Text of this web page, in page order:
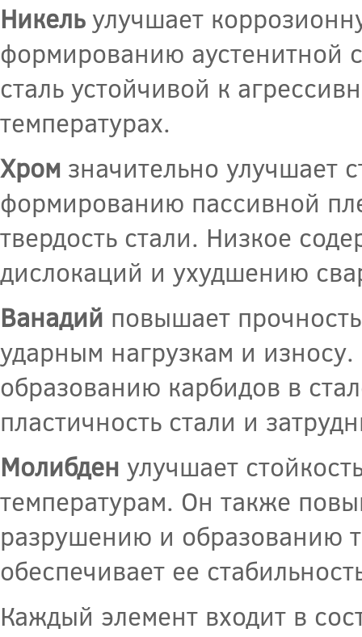
Никельулучшает
формированию аустенитной
сталь устойчивой к
температурах.
Хром значительно улучшает
формированию пассивной
твердость стали. Низкое
дислокаций и ухудшению
Ванадий повышает
ударным нагрузкам и
образованию карбидов в
пластичность стали и
Молибден улучшает
температурам. Он также
разрушению и образованию
обеспечивает ее
Каждый элемент входит в